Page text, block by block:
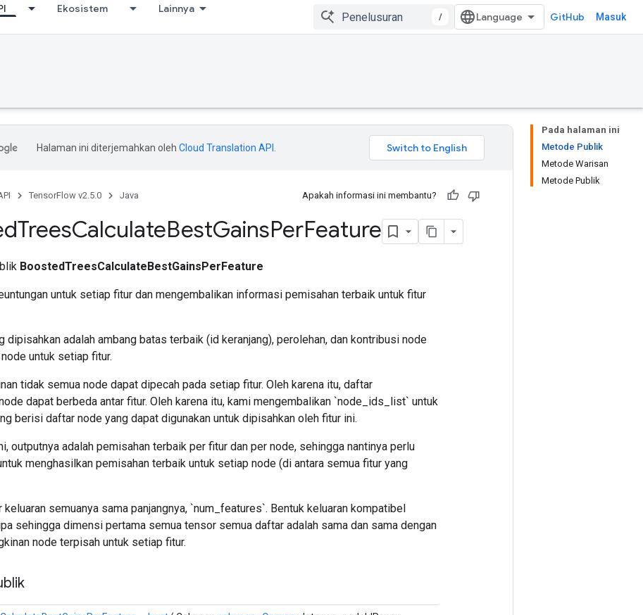
Ekosistem Lainnya
/ GitHub Masuk
Pada halaman ini
Metode Publik
Metode Warisan
Metode Publik
Halaman ini diterjemahkan oleh Cloud Translation API
TensorFlow v2.5.0 Java Apakah informasi ini membantu?
TreesCalculateBestGainsPerFeature
BoostedTreesCalculateBestGainsPerFeature
untuk setiap fitur dan mengembalikan informasi pemisahan terbaik untuk fitur
dipisahkan adalah ambang batas terbaik (id keranjang), perolehan, dan kontribusi node
untuk setiap fitur.
tidak semua node dapat dipecah pada setiap fitur. Oleh karena itu, daftar
dapat berbeda antar fitur. Oleh karena itu, kami mengembalikan `node_ids_list` untuk
berisi daftar node yang dapat digunakan untuk dipisahkan oleh fitur ini.
outputnya adalah pemisahan terbaik per fitur dan per node, sehingga nantinya perlu
menghasilkan pemisahan terbaik untuk setiap node (di antara semua fitur yang
keluaran semuanya sama panjangnya, `num_features`. Bentuk keluaran kompatibel
sehingga dimensi pertama semua tensor semua daftar adalah sama dan sama dengan
node terpisah untuk setiap fitur.